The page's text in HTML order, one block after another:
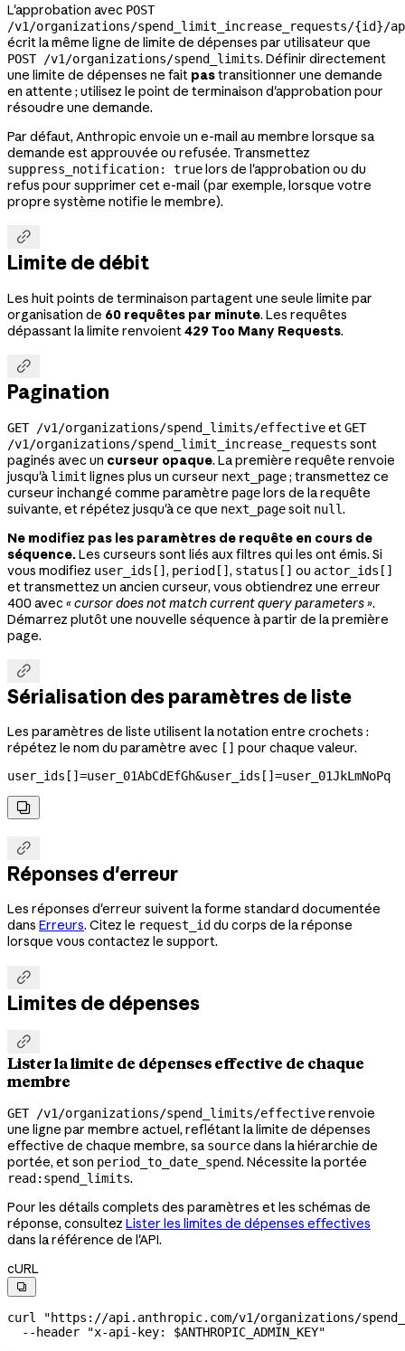
L'approbation avec POST
/v1/organizations/spend_limit_increase_requests/{id}/
écrit la même ligne de limite de dépenses par utilisateur que
POST /v1/organizations/spend_limits. Définir directement
une limite de dépenses ne fait pastransitionner une demande
en attente ; utilisez le point de terminaison d'approbation pour
résoudre une demande.
Par défaut, Anthropic envoie un e-mail au membre lorsque sa
demande est approuvée ou refusée. Transmettez
suppress_notification: truelors de l'approbation ou du
refus pour supprimer cet e-mail (par exemple, lorsque votre
propre système notifie le membre).

Limite de débit
Les huit points de terminaison partagent une seule limite par
organisation de 60 requêtes par minute. Les requêtes
dépassant la limite renvoient429 Too Many Requests.

Pagination
GET /v1/organizations/spend_limits/effectiveet GET
/v1/organizations/spend_limit_increase_requests sont
paginés avec un curseur opaque. La première requête renvoie
jusqu'à limit lignes plus un curseur next_page; transmettez ce
curseur inchangé comme paramètre pagelors de la requête
suivante, et répétez jusqu'à ce que next_pagesoit null.
Ne modifiez pas les paramètres de requête en cours de
séquence.Les curseurs sont liés aux filtres qui les ont émis. Si
vous modifiez user_ids[], period[], status[] ou actor_ids[]
et transmettez un ancien curseur, vous obtiendrez une erreur
400 avec « cursor does not match current query parameters ».
Démarrez plutôt une nouvelle séquence à partir de la première
page.

Sérialisation des paramètres de liste
Les paramètres de liste utilisent la notation entre crochets :
répétez le nom du paramètre avec [] pour chaque valeur.
user_ids[]=user_01AbCdEfGh&user_ids[]=user_01JkLmNoPq


Réponses d'erreur
Les réponses d'erreur suivent la forme standard documentée
dans Erreurs. Citez le request_id du corps de la réponse
lorsque vous contactez le support.

Limites de dépenses

Lister la limite de dépenses effective de chaque
membre
GET /v1/organizations/spend_limits/effectiverenvoie
une ligne par membre actuel, reflétant la limite de dépenses
effective de chaque membre, sa sourcedans la hiérarchie de
portée, et son period_to_date_spend. Nécessite la portée
read:spend_limits.
Pour les détails complets des paramètres et les schémas de
réponse, consultez Lister les limites de dépenses effectives
dans la référence de l'API.
cURL

curl "https://api.anthropic.com/v1/organizations/
  --header
"x-api-key: $ANTHROPIC_ADMIN_KEY"